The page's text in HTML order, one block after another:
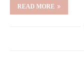
READ MORE